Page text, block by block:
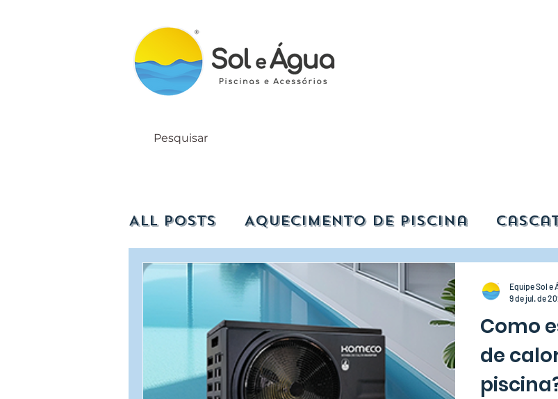
All Posts Aquecimento de Piscina
Iluminação Casa e Jardim Acessórios
Filtros e Motobombas Limpeza deComo
de
Equipe Sol e
9 de jul. de